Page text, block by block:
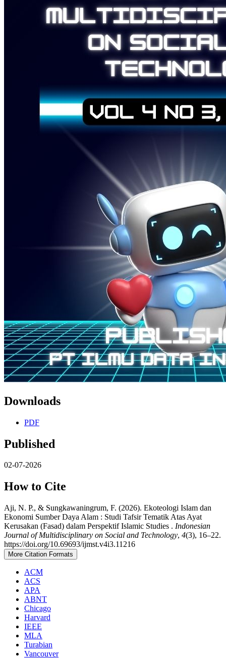
Downloads
PDF
Published
02-07-2026
How to Cite
Aji, N. P., & Sungkawaningrum, F. (2026). Ekoteologi Islam dan
Ekonomi Sumber Daya Alam : Studi Tafsir Tematik Atas Ayat
Kerusakan (Fasad) dalam Perspektif Islamic Studies . Indonesian
Journal of Multidisciplinary on Social and Technology, 4(3), 16–22.
https://doi.org/10.69693/ijmst.v4i3.11216
More Citation Formats
ACM
ACS
APA
ABNT
Chicago
Harvard
IEEE
MLA
Turabian
Vancouver